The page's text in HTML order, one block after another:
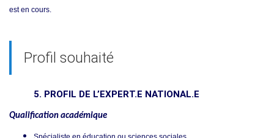
est en cours.
Profil souhaité
5. PROFIL DE L’EXPERT.E NATIONAL.E
Qualification académique